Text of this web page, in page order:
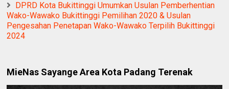
DPRD Kota Bukittinggi Umumkan Usulan Pemberhentian
Wako-Wawako Bukittinggi Pemilihan 2020 & Usulan
Pengesahan Penetapan Wako-Wawako Terpilih Bukittinggi
2024
MieNas Sayange Area Kota Padang Terenak